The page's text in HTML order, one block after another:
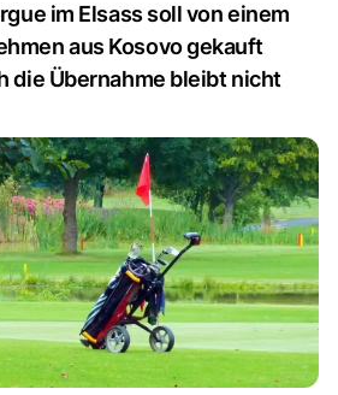
im Elsass soll von einem
aus Kosovo gekauft
die Übernahme bleibt nicht